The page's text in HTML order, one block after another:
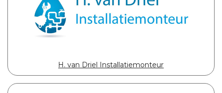
H. van Driel Installatiemonteur